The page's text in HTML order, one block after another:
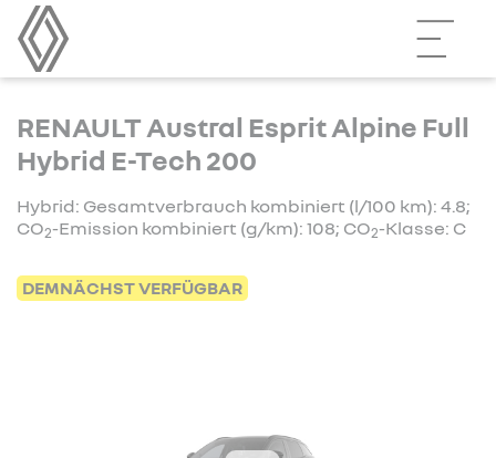
RENAULT Austral Esprit Alpine Full
Hybrid E-Tech 200
Hybrid: Gesamtverbrauch kombiniert (l/100 km): 4.8;
CO2-Emission kombiniert (g/km): 108; CO2-Klasse: C
DEMNÄCHST VERFÜGBAR